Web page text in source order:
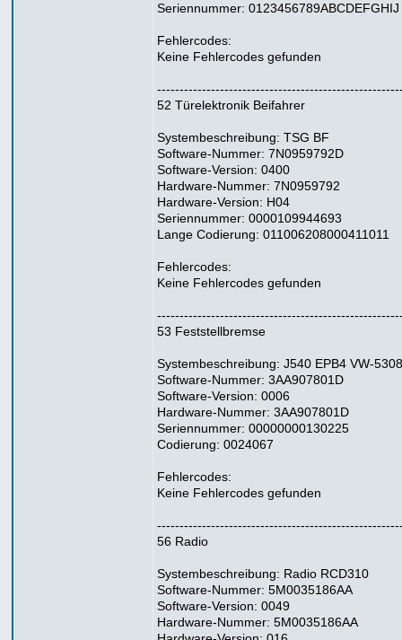
Seriennummer: 0123456789ABCDEFGHIJ
Fehlercodes:
Keine Fehlercodes gefunden
52 Türelektronik Beifahrer
Systembeschreibung: TSG BF
Software-Nummer: 7N0959792D
Software-Version: 0400
Hardware-Nummer: 7N0959792
Hardware-Version: H04
Seriennummer: 0000109944693
Lange Codierung: 011006208000411011
Fehlercodes:
Keine Fehlercodes gefunden
53 Feststellbremse
Systembeschreibung: J540 EPB4 VW-
Software-Nummer: 3AA907801D
Software-Version: 0006
Hardware-Nummer: 3AA907801D
Seriennummer: 00000000130225
Codierung: 0024067
Fehlercodes:
Keine Fehlercodes gefunden
56 Radio
Systembeschreibung: Radio RCD310
Software-Nummer: 5M0035186AA
Software-Version: 0049
Hardware-Nummer: 5M0035186AA